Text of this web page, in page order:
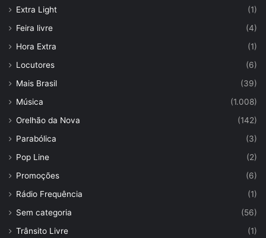
Extra Light
(1)
Feira livre
(4)
Hora Extra
(1)
Locutores
(6)
Mais Brasil
(39)
Música
(1.008)
Orelhão da Nova
(142)
Parabólica
(3)
Pop Line
(2)
Promoções
(6)
Rádio Frequência
(1)
Sem categoria
(56)
Trânsito Livre
(1)